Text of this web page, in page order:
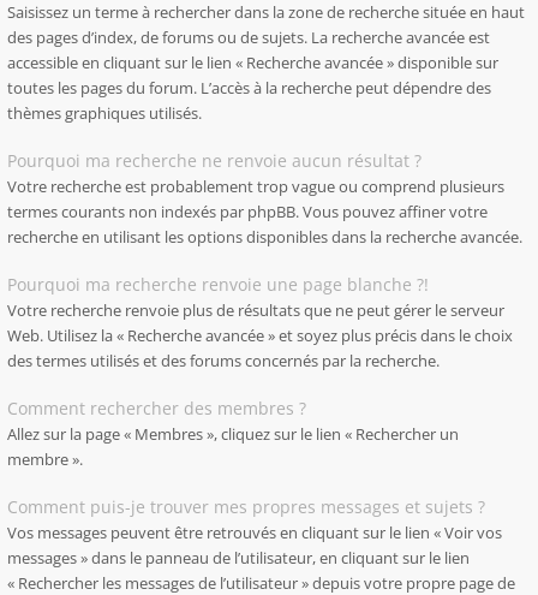
Saisissez un terme à rechercher dans la zone de recherche située en haut
des pages d’index, de forums ou de sujets. La recherche avancée est
accessible en cliquant sur le lien « Recherche avancée » disponible sur
toutes les pages du forum. L’accès à la recherche peut dépendre des
thèmes graphiques utilisés.
Pourquoi ma recherche ne renvoie aucun résultat ?
Votre recherche est probablement trop vague ou comprend plusieurs
termes courants non indexés par phpBB. Vous pouvez affiner votre
recherche en utilisant les options disponibles dans la recherche avancée.
Pourquoi ma recherche renvoie une page blanche ?!
Votre recherche renvoie plus de résultats que ne peut gérer le serveur
Web. Utilisez la « Recherche avancée » et soyez plus précis dans le choix
des termes utilisés et des forums concernés par la recherche.
Comment rechercher des membres ?
Allez sur la page « Membres », cliquez sur le lien « Rechercher un
membre ».
Comment puis-je trouver mes propres messages et sujets ?
Vos messages peuvent être retrouvés en cliquant sur le lien « Voir vos
messages » dans le panneau de l’utilisateur, en cliquant sur le lien
« Rechercher les messages de l’utilisateur » depuis votre propre page de